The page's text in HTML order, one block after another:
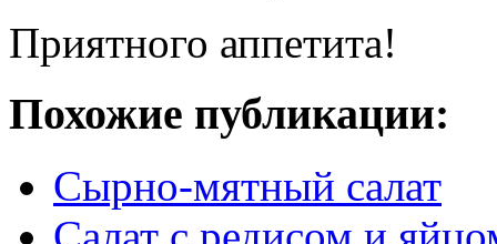
Приятного аппетита!
Похожие публикации:
Сырно-мятный салат